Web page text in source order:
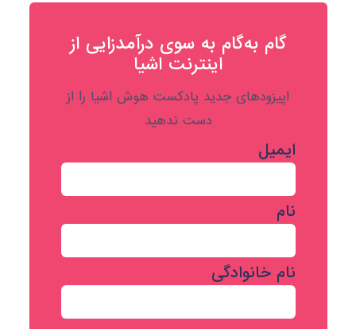
گام به‌گام به‌ سوی درآمدزایی از
اینترنت اشیا
اپیزودهای جدید پادکست هوش اشیا را از
دست ندهید
ایمیل
نام
نام خانوادگی